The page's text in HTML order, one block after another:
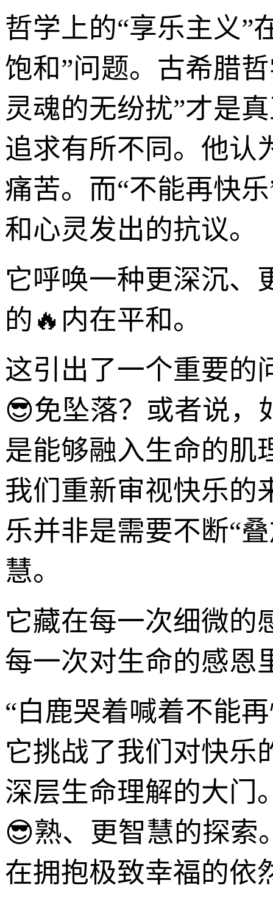
哲学上的“享乐主义”
饱和”问题。古希腊
灵魂的无纷扰”才是
追求有所不同。他认
痛苦。而“不能再快
和心灵发出的抗议。
它呼唤一种更深沉、
的🔥内在平和。
这引出了一个重要的
😎免坠落？或者说，
是能够融入生命的肌
我们重新审视快乐的
乐并非是需要不断“
慧。
它藏在每一次细微的
每一次对生命的感恩
“白鹿哭着喊着不能
它挑战了我们对快乐
深层生命理解的大门
😎熟、更智慧的探索
在拥抱极致幸福的依